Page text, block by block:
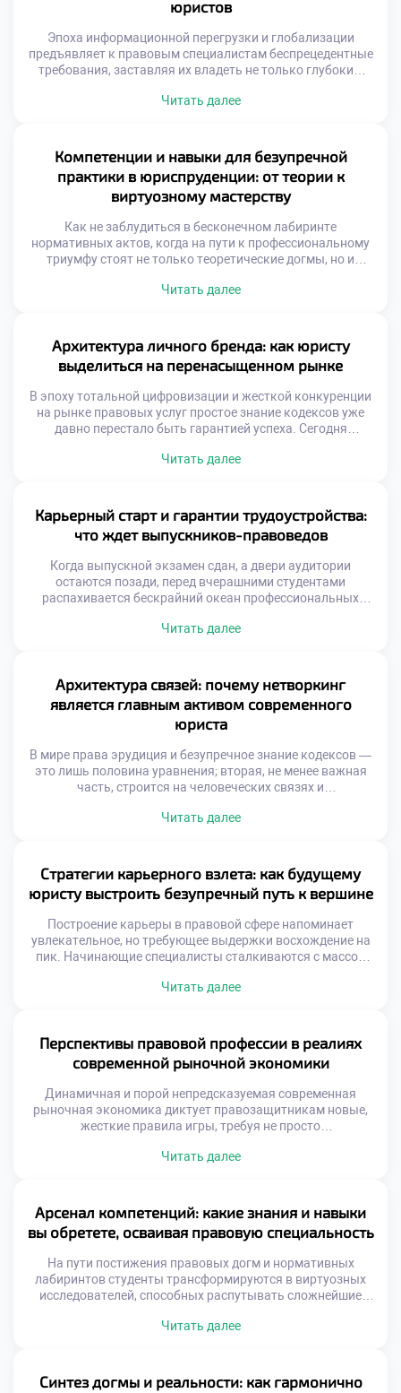
юристов
Эпоха информационной перегрузки и глобализации
предъявляет к правовым специалистам беспрецедентные
требования, заставляя их владеть не только глубоким
компетенций для навигации в стремительно меняющейся
имеют теоретический фундамент, прикладная практика,
критический анализ и внедрение инноваций. Именно
поэтому качественное […]
Читать далее
Компетенции и навыки для безупречной
практики в юриспруденции: от теории к
виртуозному мастерству
Как не заблудиться в бесконечном лабиринте
нормативных актов, когда на пути к профессиональному
триумфу стоят не только теоретические догмы, но и
себе идеального правоведа: он виртуозно ориентируется
аналитическим даром предвидеть последствия любого
своего действия. Именно поэтому качественное обучение
[…]
Читать далее
Архитектура личного бренда: как юристу
выделиться на перенасыщенном рынке
В эпоху тотальной цифровизации и жесткой конкуренции
на рынке правовых услуг простое знание кодексов уже
давно перестало быть гарантией успеха. Сегодня
создатель собственной уникальной идентичности,
становится тем самым надежным фундаментом, с
которого начинается построение сильного […]
Читать далее
Карьерный старт и гарантии трудоустройства:
что ждет выпускников-правоведов
Когда выпускной экзамен сдан, а двери аудитории
остаются позади, перед вчерашними студентами
распахивается бескрайний океан профессиональных
легкая тревога: как найти свое место в сложной правовой
план выходят реальные гарантии трудоустройства, ведь
качественное обучение в […]
Читать далее
Архитектура связей: почему нетворкинг
является главным активом современного
юриста
В мире права эрудиция и безупречное знание кодексов —
это лишь половина уравнения; вторая, не менее важная
часть, строится на человеческих связях и
это не статичный список контактов в смартфоне, а
Именно поэтому качественное обучение в московском
техникуме закладывает первые […]
Читать далее
Стратегии карьерного взлета: как будущему
юристу выстроить безупречный путь к вершине
Построение карьеры в правовой сфере напоминает
увлекательное, но требующее выдержки восхождение на
пик. Начинающие специалисты сталкиваются с массой
выстраивания надежной сети профессиональных
фундаментом, который позволяет студентам не просто
усваивать теорию, а с первых курсов закладывать
алгоритмы своего […]
Читать далее
Перспективы правовой профессии в реалиях
современной рыночной экономики
Динамичная и порой непредсказуемая современная
рыночная экономика диктует правозащитникам новые,
жесткие правила игры, требуя не просто
адаптивности. В эпоху, когда классическое право
ключевого архитектора инноваций. Именно поэтому
качественное обучение в московском техникуме
становится тем самым стратегическим активом, который
Читать далее
Арсенал компетенций: какие знания и навыки
вы обретете, осваивая правовую специальность
На пути постижения правовых догм и нормативных
лабиринтов студенты трансформируются в виртуозных
исследователей, способных распутывать сложнейшие
тупиковых ситуаций. Профессия адвоката, судьи или
ведения переговоров, безупречную защиту интересов и
Читать далее
Синтез догмы и реальности: как гармонично